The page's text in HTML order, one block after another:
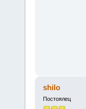
shilo
Постоялец